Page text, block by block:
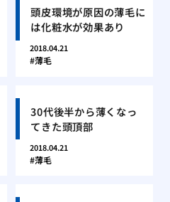
頭皮環境が原因の薄毛に
は化粧水が効果あり
2018.04.21
薄毛
30代後半から薄くなっ
てきた頭頂部
2018.04.21
薄毛